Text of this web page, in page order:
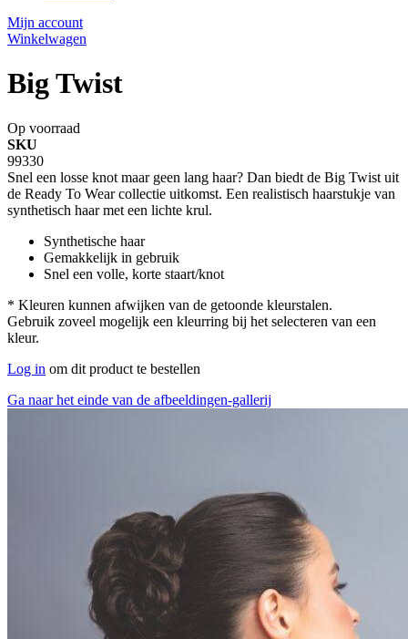
Mijn account
Winkelwagen
Big Twist
Op voorraad
SKU
99330
Snel een losse knot maar geen lang haar? Dan biedt de Big Twist uit
de Ready To Wear collectie uitkomst. Een realistisch haarstukje van
synthetisch haar met een lichte krul.
Synthetische haar
Gemakkelijk in gebruik
Snel een volle, korte staart/knot
* Kleuren kunnen afwijken van de getoonde kleurstalen.
Gebruik zoveel mogelijk een kleurring bij het selecteren van een
kleur.
Log in om dit product te bestellen
Ga naar het einde van de afbeeldingen-gallerij